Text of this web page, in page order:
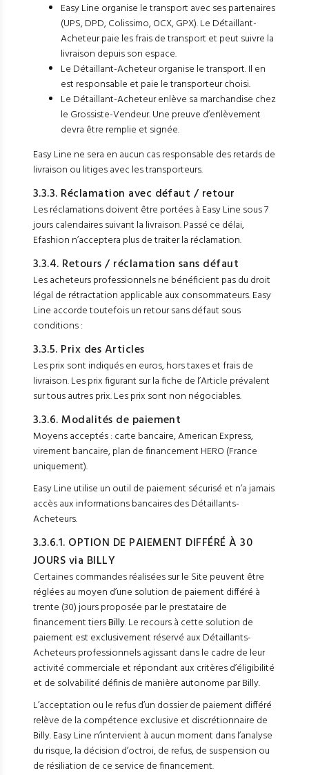
Easy Line organise le transport avec ses partenaires
(UPS, DPD, Colissimo, OCX, GPX). Le Détaillant-
Acheteur paie les frais de transport et peut suivre la
livraison depuis son espace.
Le Détaillant-Acheteur organise le transport. Il en
est responsable et paie le transporteur choisi.
Le Détaillant-Acheteur enlève sa marchandise chez
le Grossiste-Vendeur. Une preuve d’enlèvement
devra être remplie et signée.
Easy Line ne sera en aucun cas responsable des retards de
livraison ou litiges avec les transporteurs.
3.3.3. Réclamation avec défaut / retour
Les réclamations doivent être portées à Easy Line sous 7
jours calendaires suivant la livraison. Passé ce délai,
Efashion n’acceptera plus de traiter la réclamation.
3.3.4. Retours / réclamation sans défaut
Les acheteurs professionnels ne bénéficient pas du droit
légal de rétractation applicable aux consommateurs. Easy
Line accorde toutefois un retour sans défaut sous
conditions :
3.3.5. Prix des Articles
Les prix sont indiqués en euros, hors taxes et frais de
livraison. Les prix figurant sur la fiche de l’Article prévalent
sur tous autres prix. Les prix sont non négociables.
3.3.6. Modalités de paiement
Moyens acceptés : carte bancaire, American Express,
virement bancaire, plan de financement HERO (France
uniquement).
Easy Line utilise un outil de paiement sécurisé et n’a jamais
accès aux informations bancaires des Détaillants-
Acheteurs.
3.3.6.1. OPTION DE PAIEMENT DIFFÉRÉ À 30
JOURS via BILLY
Certaines commandes réalisées sur le Site peuvent être
réglées au moyen d’une solution de paiement différé à
trente (30) jours proposée par le prestataire de
financement tiersBilly. Le recours à cette solution de
paiement est exclusivement réservé aux Détaillants-
Acheteurs professionnels agissant dans le cadre de leur
activité commerciale et répondant aux critères d’éligibilité
et de solvabilité définis de manière autonome par Billy.
L’acceptation ou le refus d’un dossier de paiement différé
relève de la compétence exclusive et discrétionnaire de
Billy. Easy Line n’intervient à aucun moment dans l’analyse
du risque, la décision d’octroi, de refus, de suspension ou
de résiliation de ce service de financement.